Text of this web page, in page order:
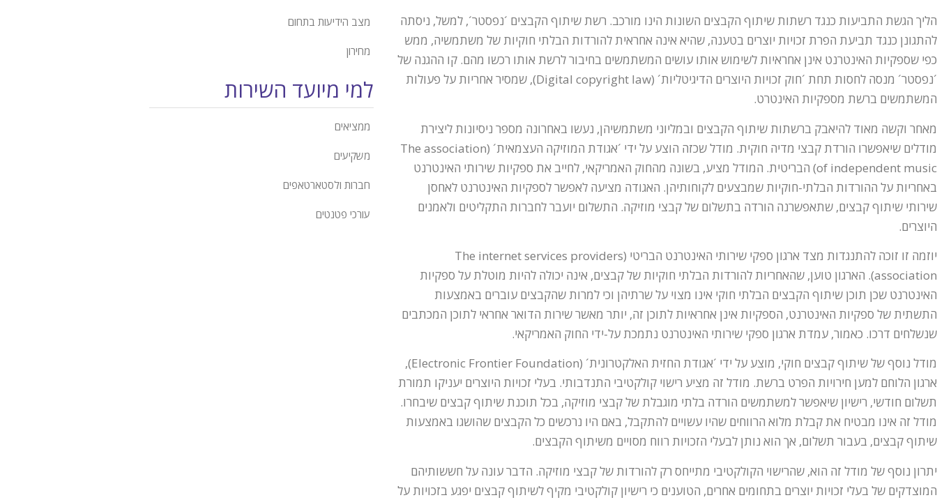
הליך הגשת התביעות כנגד רשתות שיתוף הקבצים השונות הינו מורכב. רשת שיתוף הקבצים ´נפסטר´, למשל, ניסתה
להתגונן כנגד תביעת הפרת זכויות יוצרים בטענה, שהיא אינה אחראית להורדות הבלתי חוקיות של משתמשיה, ממש
כפי שספקיות האינטרנט אינן אחראיות לשימוש אותו עושים המשתמשים בחיבור לרשת אותו רכשו מהם. קו ההגנה של
´נפסטר´ מנסה לחסות תחת ´חוק זכויות היוצרים הדיגיטליות´ (Digital copyright law), שמסיר אחריות על פעולות
המשתמשים ברשת מספקיות האינטרט.
מאחר וקשה מאוד להיאבק ברשתות שיתוף הקבצים ובמליוני משתמשיהן, נעשו באחרונה מספר ניסיונות ליצירת
מודלים שיאפשרו הורדת קבצי מדיה חוקית. מודל שכזה הוצע על ידי ´אגודת המוזיקה העצמאית´ (The association
of independent music) הבריטית. המודל מציע, בשונה מהחוק האמריקאי, לחייב את ספקיות שירותי האינטרנט
באחריות על ההורדות הבלתי-חוקיות שמבצעים לקוחותיהן. האגודה מציעה לאפשר לספקיות האינטרנט לאחסן
שירותי שיתוף קבצים, שתאפשרנה הורדה בתשלום של קבצי מוזיקה. התשלום יועבר לחברות התקליטים ולאמנים
היוצרים.
יוזמה זו זוכה להתנגדות מצד ארגון ספקי שירותי האינטרנט הבריטי (The internet services providers
association). הארגון טוען, שהאחריות להורדות הבלתי חוקיות של קבצים, אינה יכולה להיות מוטלת על ספקיות
האינטרנט שכן תוכן שיתוף הקבצים הבלתי חוקי אינו מצוי על שרתיהן וכי למרות שהקבצים עוברים באמצעות
התשתית של ספקיות האינטרנט, הספקיות אינן אחראיות לתוכן זה, יותר מאשר שירות הדואר אחראי לתוכן המכתבים
שנשלחים דרכו. כאמור, עמדת ארגון ספקי שירותי האינטרנט נתמכת על-ידי החוק האמריקאי.
מודל נוסף של שיתוף קבצים חוקי, מוצע על ידי ´אגודת החזית האלקטרונית´ (Electronic Frontier Foundation),
ארגון הלוחם למען חירויות הפרט ברשת. מודל זה מציע רישוי קולקטיבי התנדבותי. בעלי זכויות היוצרים יעניקו תמורת
תשלום חודשי, רישיון שיאפשר למשתמשים הורדה בלתי מוגבלת של קבצי מוזיקה, בכל תוכנת שיתוף קבצים שיבחרו.
מודל זה אינו מבטיח את קבלת מלוא הרווחים שהיו עשויים להתקבל, באם היו נרכשים כל הקבצים שהושגו באמצעות
שיתוף קבצים, בעבור תשלום, אך הוא נותן לבעלי הזכויות רווח מסויים משיתוף הקבצים.
יתרון נוסף של מודל זה הוא, שהרישוי הקולקטיבי מתייחס רק להורדות של קבצי מוזיקה. הדבר עונה על חששותיהם
המוצדקים של בעלי זכויות יוצרים בתחומים אחרים, הטוענים כי רישיון קולקטיבי מקיף לשיתוף קבצים יפגע בזכויות על
מצב הידיעות בתחום
מחירון
למי מיועד השירות
ממציאים
משקיעים
חברות ולסטארטאפים
עורכי פטנטים